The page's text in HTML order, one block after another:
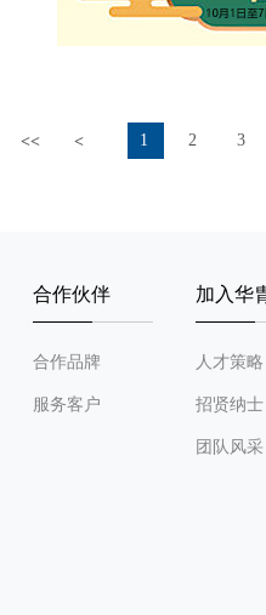
<< < 1 2 3
合作伙伴
合作品牌
服务客户
加入华
人才策略
招贤纳士
团队风采